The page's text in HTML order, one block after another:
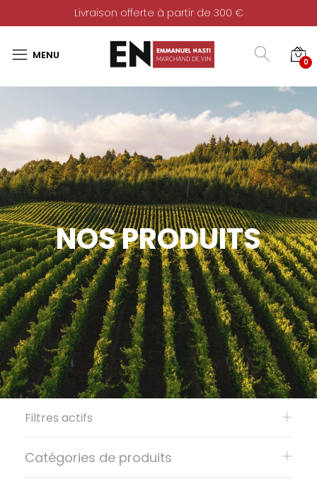
Livraison offerte à partir de 300 €
0
NOS PRODUITS
Filtres actifs
Catégories de produits